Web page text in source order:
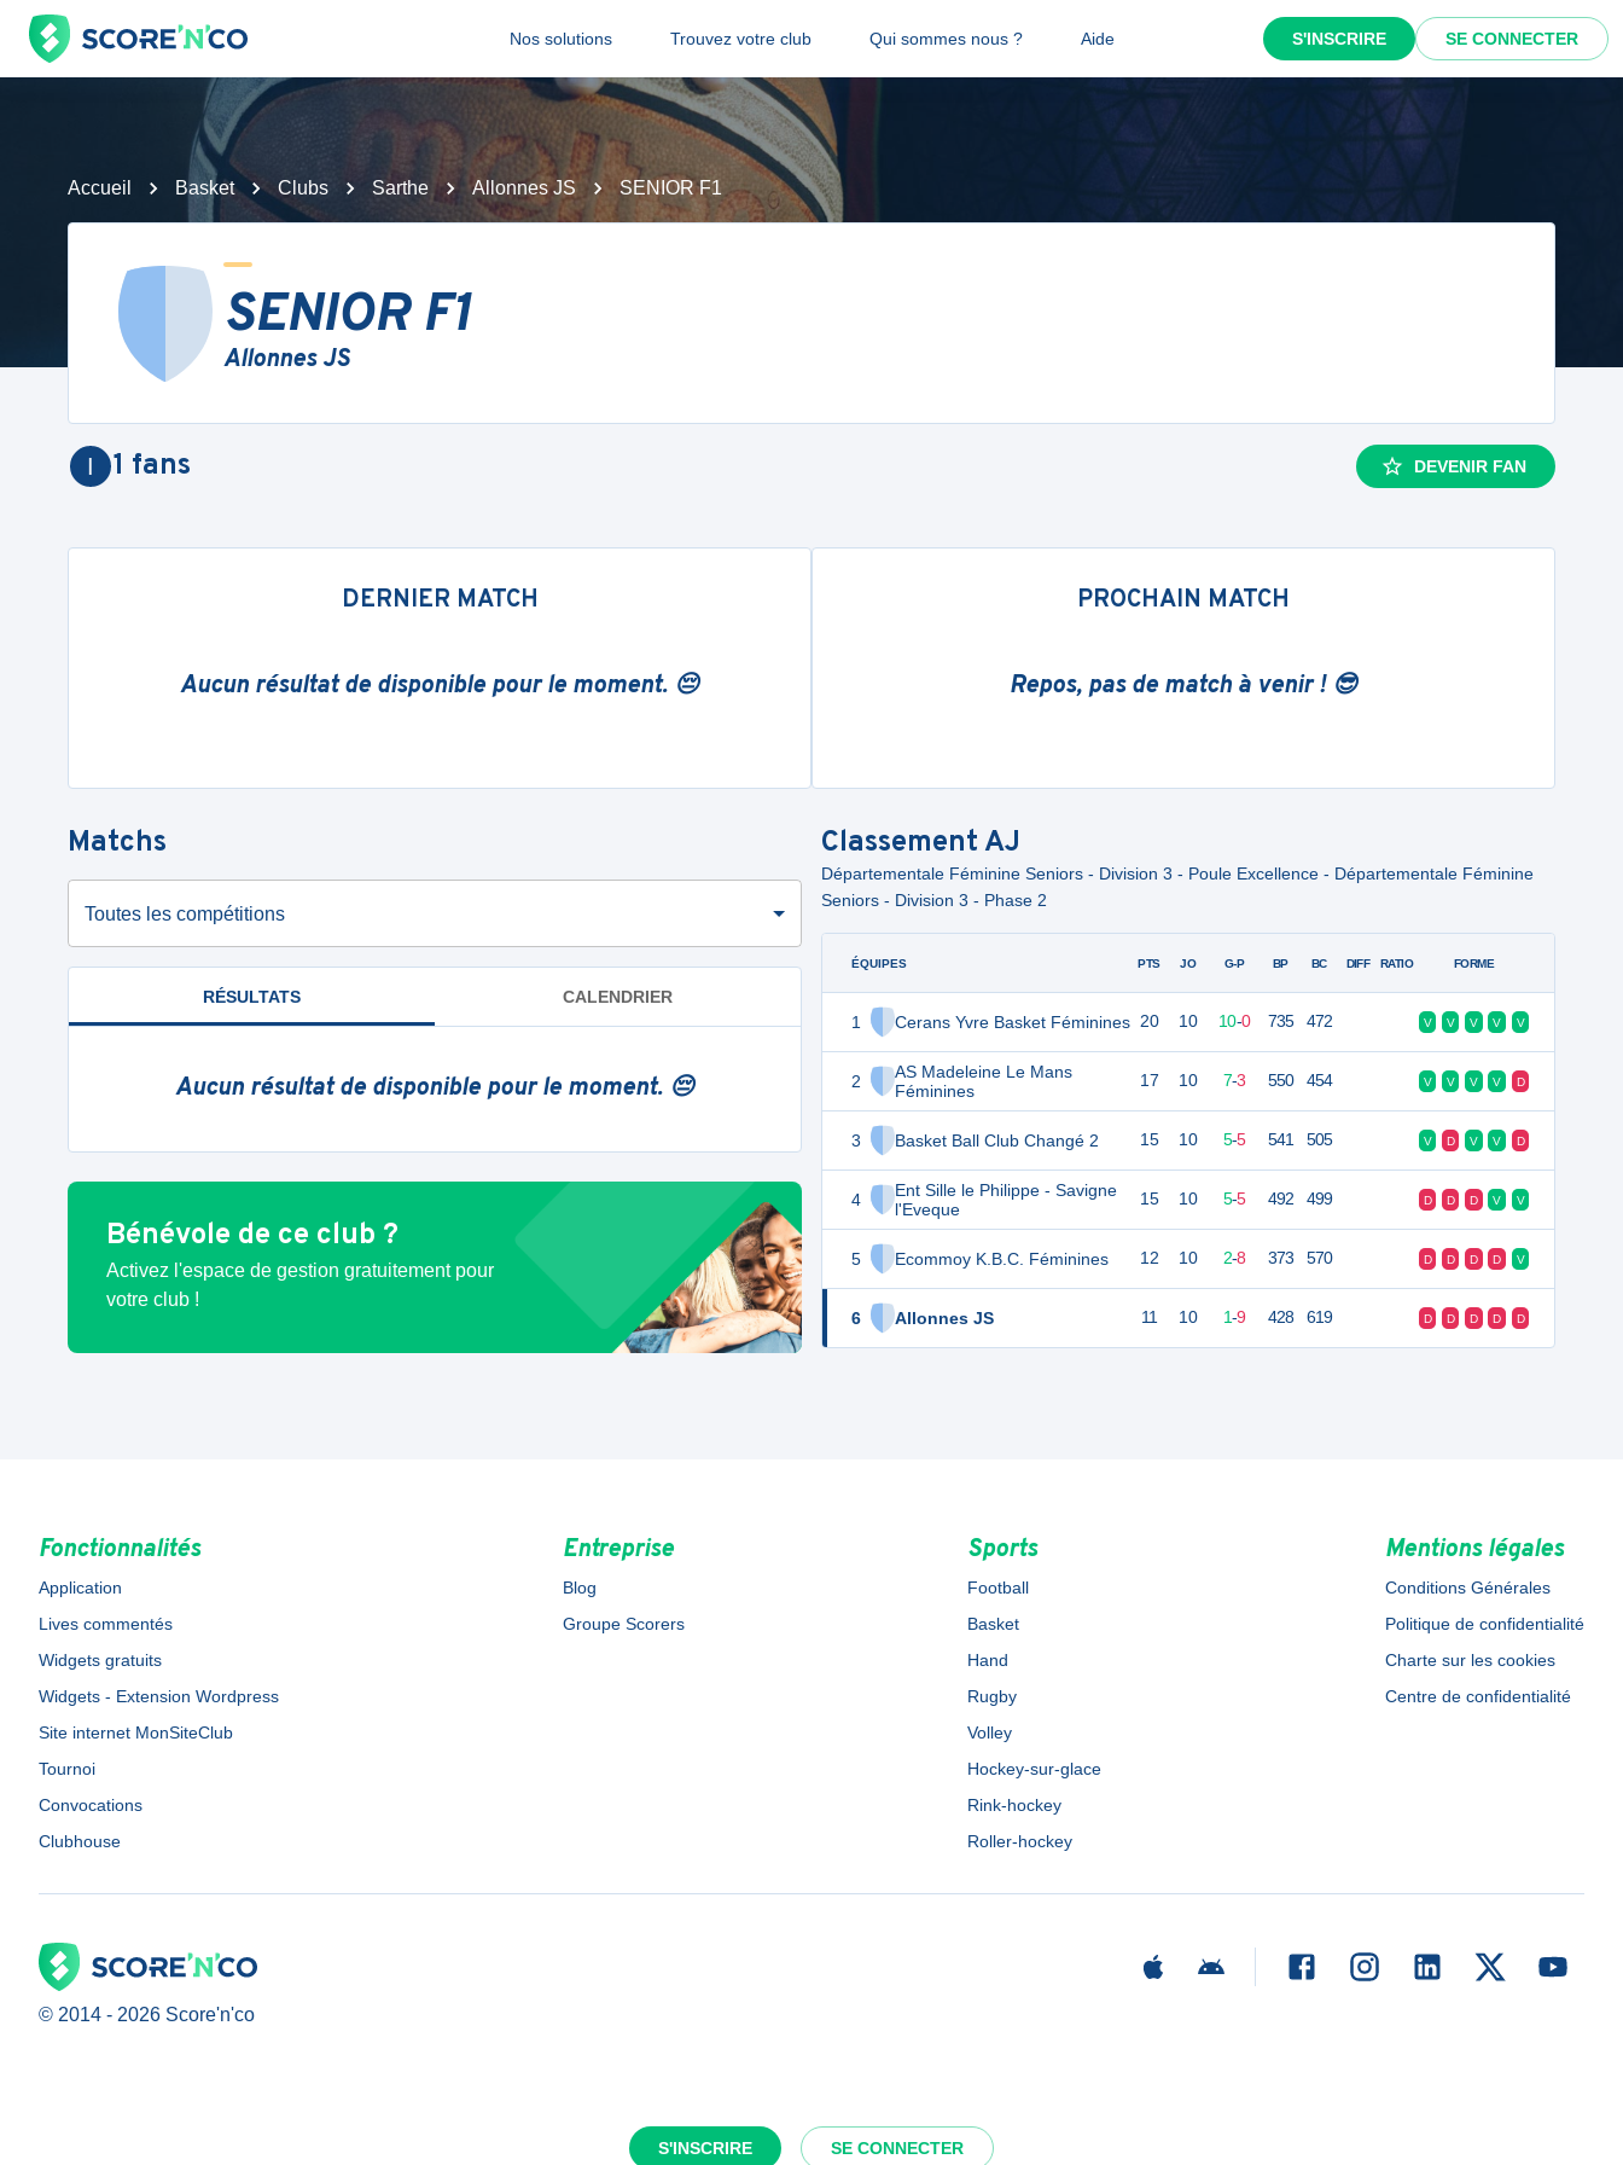
Nos solutions Trouvez votre club Qui sommes nous ? Aide S'INSCRIRE SE CONNECTER
S'INSCRIRE SE CONNECTER
Accueil Basket Clubs Sarthe Allonnes JS SENIOR F1
SENIOR F1
Allonnes JS
I 1 fans DEVENIR FAN
DERNIER MATCH
Aucun résultat de disponible pour le moment. 😔
PROCHAIN MATCH
Repos, pas de match à venir ! 😎
Matchs
Toutes les compétitions
RÉSULTATS CALENDRIER
Aucun résultat de disponible pour le moment. 😔
Bénévole de ce club ?
Activez l'espace de gestion gratuitement pour
votre club !
Classement AJ
Départementale Féminine Seniors - Division 3 - Poule Excellence - Départementale Féminine
Seniors - Division 3 - Phase 2
ÉQUIPES
1 Cerans Yvre Basket Féminines
2
AS Madeleine Le Mans
Féminines
3 Basket Ball Club Changé 2
4
Ent Sille le Philippe - Savigne
l'Eveque
5 Ecommoy K.B.C. Féminines
6 Allonnes JS
PTS JO G-P BP BC DIFF RATIO FORME
20 10 10-0 735 472 V V V V V
17 10 7-3 550 454 V V V V D
15 10 5-5 541 505 V D V V D
15 10 5-5 492 499 D D D V V
12 10 2-8 373 570 D D D D V
11 10 1-9 428 619 D D D D D
Fonctionnalités
Application
Lives commentés
Widgets gratuits
Widgets - Extension Wordpress
Site internet MonSiteClub
Tournoi
Convocations
Clubhouse
Entreprise
Blog
Groupe Scorers
Sports
Football
Basket
Hand
Rugby
Volley
Hockey-sur-glace
Rink-hockey
Roller-hockey
Mentions légales
Conditions Générales
Politique de confidentialité
Charte sur les cookies
Centre de confidentialité
© 2014 - 2026 Score'n'co